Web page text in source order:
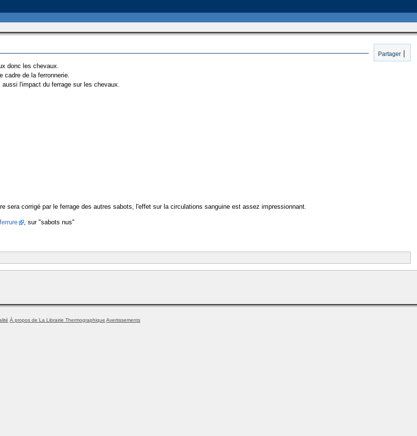
Partager
donc les chevaux.
cadre de la ferronnerie.
l'impact du ferrage sur les chevaux.
sera corrigé par le ferrage des autres sabots, l'effet sur la circulations sanguine est assez impressionnant.
, sur "sabots nus"
À propos de La Librairie Thermographique Avertissements